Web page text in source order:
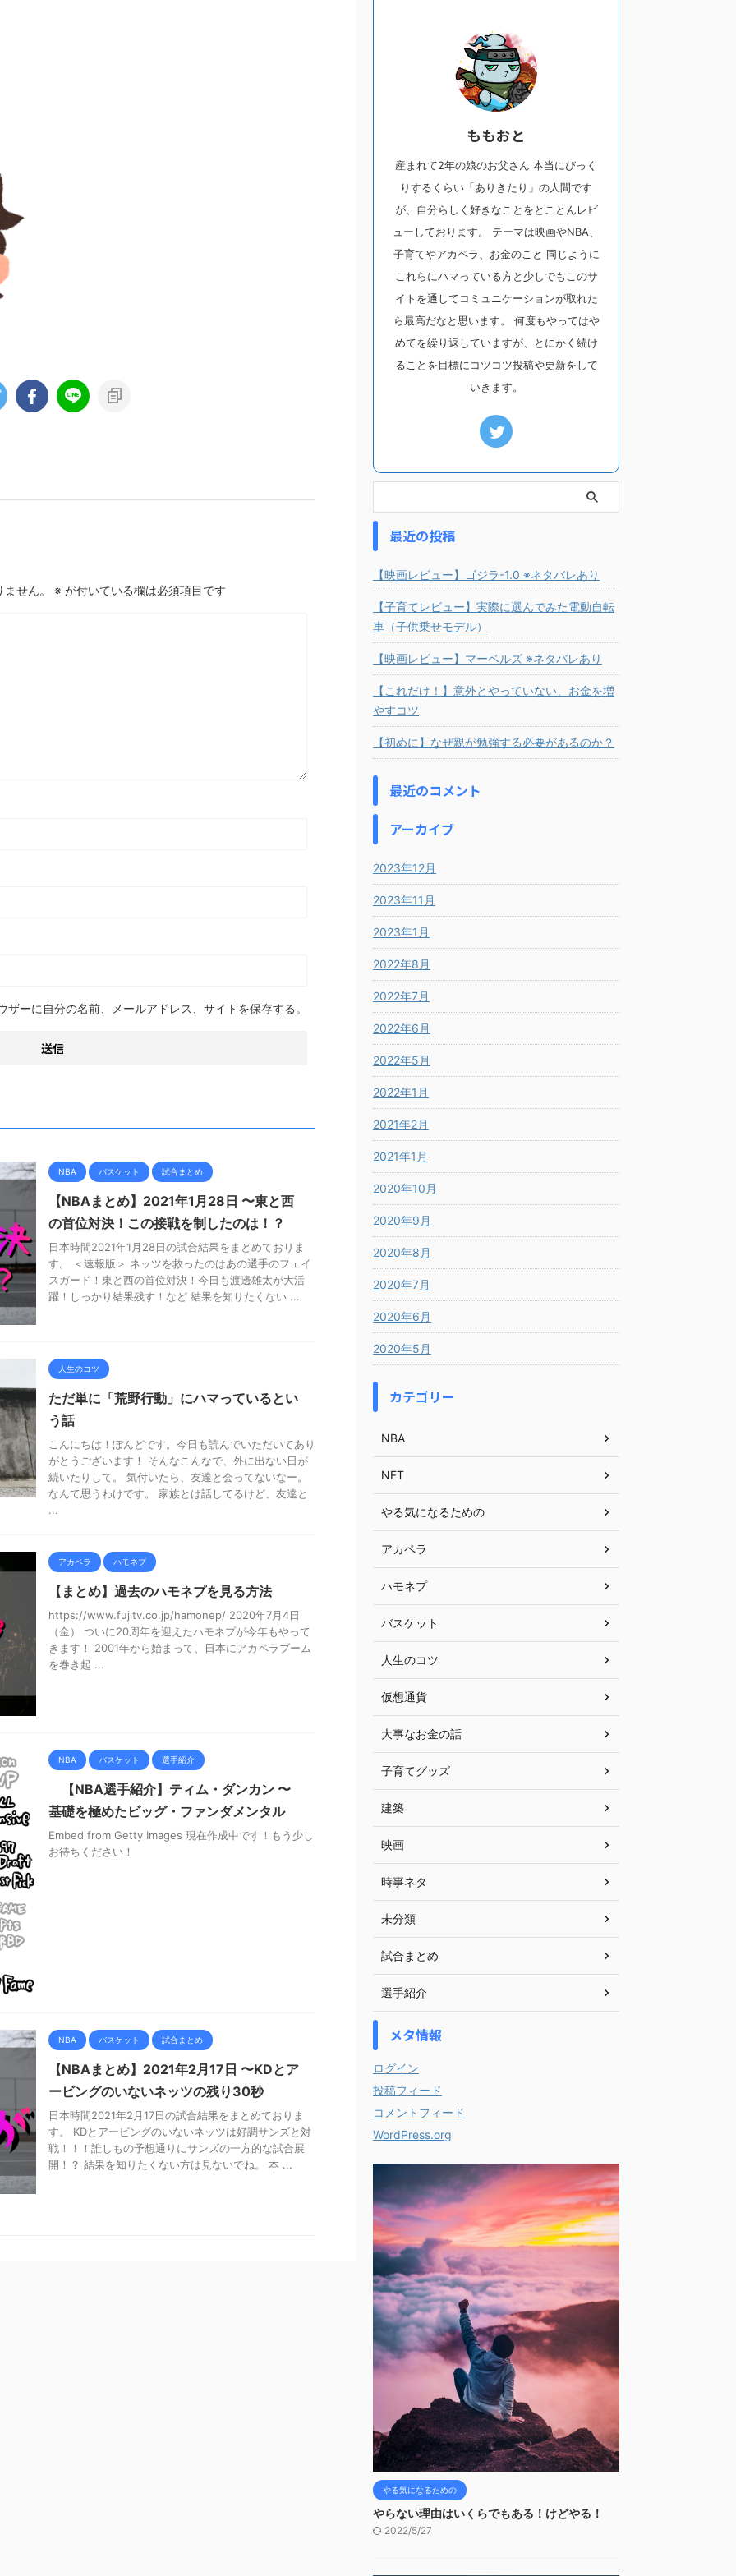
せん。 ※ が付いている欄は必須項目です
ーに自分の名前、メールアドレス、サイトを保存する。
NBA バスケット 試合まとめ
【NBAまとめ】2021年1月28日 〜東と西
の首位対決！この接戦を制したのは！？
日本時間2021年1月28日の試合結果をまとめておりま
す。 ＜速報版＞ ネッツを救ったのはあの選手のフェイ
スガード！東と西の首位対決！今日も渡邊雄太が大活
躍！しっかり結果残す！など 結果を知りたくない ...
人生のコツ
ただ単に「荒野行動」にハマっているとい
う話
こんにちは！ぽんどです。今日も読んでいただいてあり
がとうございます！ そんなこんなで、外に出ない日が
続いたりして。 気付いたら、友達と会ってないなー。
なんて思うわけです。 家族とは話してるけど、友達と
...
アカペラ ハモネプ
【まとめ】過去のハモネプを見る方法
https://www.fujitv.co.jp/hamonep/ 2020年7月4日
（金） ついに20周年を迎えたハモネプが今年もやって
きます！ 2001年から始まって、日本にアカペラブーム
を巻き起 ...
NBA バスケット 選手紹介
【NBA選手紹介】ティム・ダンカン 〜
基礎を極めたビッグ・ファンダメンタル
Embed from Getty Images 現在作成中です！もう少し
お待ちください！
NBA バスケット 試合まとめ
【NBAまとめ】2021年2月17日 〜KDとア
ービングのいないネッツの残り30秒
日本時間2021年2月17日の試合結果をまとめておりま
す。 KDとアービングのいないネッツは好調サンズと対
戦！！！誰しもの予想通りにサンズの一方的な試合展
開！？ 結果を知りたくない方は見ないでね。 本 ...
ももおと
産まれて2年の娘のお父さん 本当にびっく
りするくらい「ありきたり」の人間です
が、自分らしく好きなことをとことんレビ
ューしております。 テーマは映画やNBA、
子育てやアカペラ、お金のこと 同じように
これらにハマっている方と少しでもこのサ
イトを通してコミュニケーションが取れた
ら最高だなと思います。 何度もやってはや
めてを繰り返していますが、とにかく続け
ることを目標にコツコツ投稿や更新をして
いきます。
最近の投稿
【映画レビュー】ゴジラ-1.0 ※ネタバレあり
【子育てレビュー】実際に選んでみた電動自転
車（子供乗せモデル）
【映画レビュー】マーベルズ ※ネタバレあり
【これだけ！】意外とやっていない、お金を増
やすコツ
【初めに】なぜ親が勉強する必要があるのか？
最近のコメント
アーカイブ
2023年12月
2023年11月
2023年1月
2022年8月
2022年7月
2022年6月
2022年5月
2022年1月
2021年2月
2021年1月
2020年10月
2020年9月
2020年8月
2020年7月
2020年6月
2020年5月
カテゴリー
NBA
NFT
やる気になるための
アカペラ
ハモネプ
バスケット
人生のコツ
仮想通貨
大事なお金の話
子育てグッズ
建築
映画
時事ネタ
未分類
試合まとめ
選手紹介
メタ情報
ログイン
投稿フィード
コメントフィード
WordPress.org
やる気になるための
やらない理由はいくらでもある！けどやる！
2022/5/27